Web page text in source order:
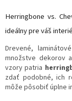
Herringbone vs.
ideálny pre váš
Drevené,
množstve dekorov
vzory patria
zdať podobné, ich
môže pôsobiť úplne